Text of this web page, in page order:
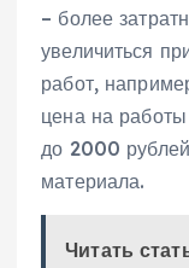
– более
увеличиться
работ‚
цена на
до 2000
материала.
Читать